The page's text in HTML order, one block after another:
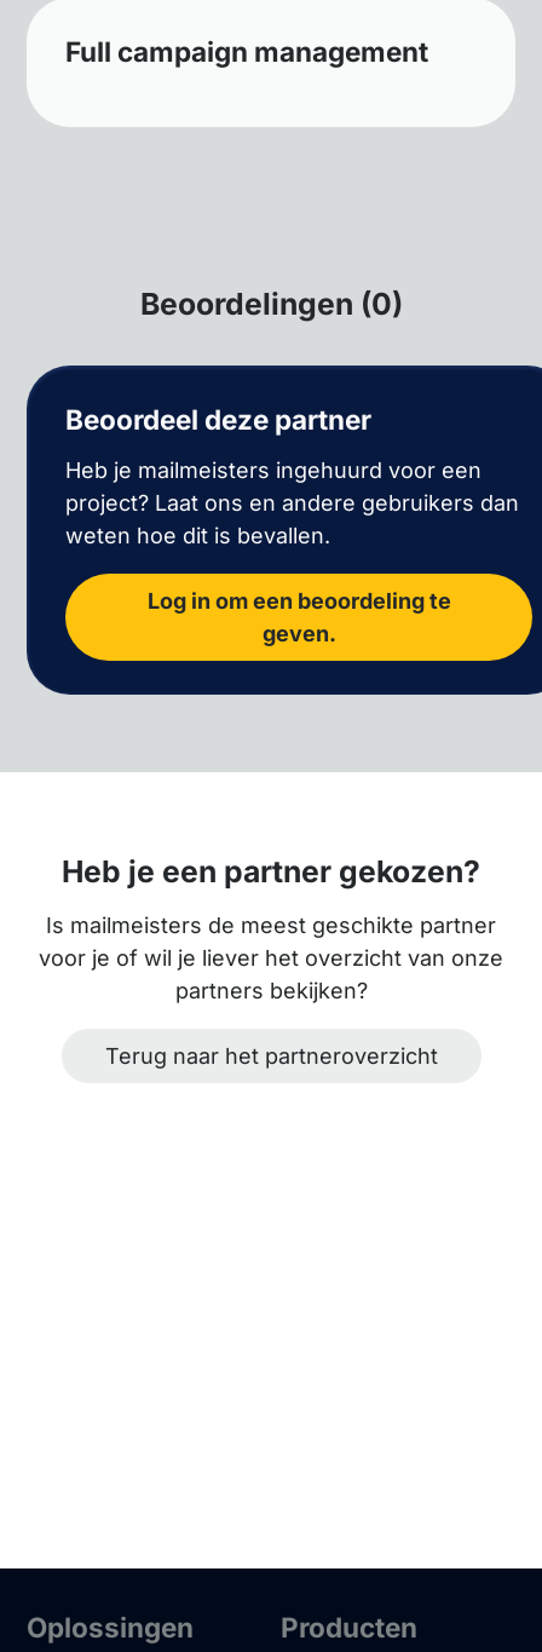
Full campaign management
Beoordelingen (0)
Beoordeel deze partner
Heb je mailmeisters ingehuurd voor een
project? Laat ons en andere gebruikers dan
weten hoe dit is bevallen.
Log in om een beoordeling te
geven.
Heb je een partner gekozen?
Is mailmeisters de meest geschikte partner
voor je of wil je liever het overzicht van onze
partners bekijken?
Terug naar het partneroverzicht
Oplossingen Producten